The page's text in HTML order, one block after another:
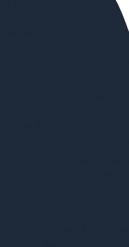
Das hängt davon ab,
und wie viel du
reicht für 200 - 300 ml
Muss ich das Aroma
Ja, das Aroma muss
weden, bevor du es in
kannst. Die genaue
Verpackung. Allgemein